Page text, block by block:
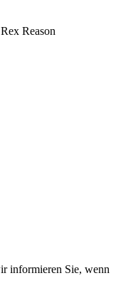
Reason
informieren Sie, wenn